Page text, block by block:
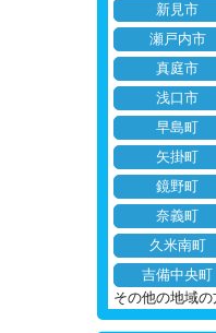
新見市
瀬戸内市
真庭市
浅口市
早島町
矢掛町
鏡野町
奈義町
久米南町
吉備中央町
その他の地域の